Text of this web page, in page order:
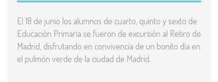
El 18 de junio los alumnos de cuarto, quinto y sexto de
Educación Primaria se fueron de excursión al Retiro de
Madrid, disfrutando en convivencia de un bonito día en
el pulmón verde de la ciudad de Madrid.